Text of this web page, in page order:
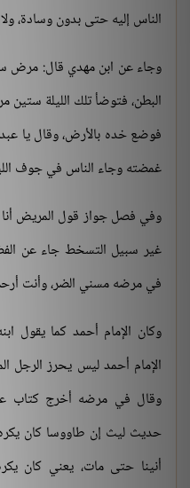
الناس إليه حتى بدون وسادة،
وجاء عن ابن مهدي قال: مرض
البطن، فتوضأ تلك الليلة ستين
فوضع خده بالأرض، وقال يا
غمضته وجاء الناس في جوف
وفي فصل جواز قول المريض
غير سبيل التسخط جاء عن
في مرضه مسني الضر، وأنت
وكان الإمام أحمد كما يقول
الإمام أحمد ليس يحرز الرجل
وقال في مرضه أخرج كتاب
حديث ليث إن طاووسا كان
أنينا حتى مات، يعني كان